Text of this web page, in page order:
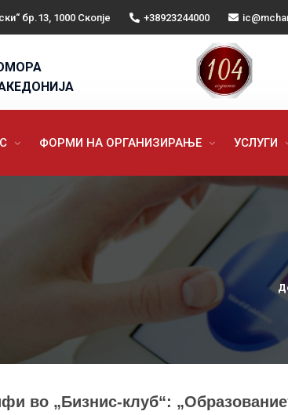
бр.13, 1000 Скопје +38923244000
ФОРМИ НА ОРГАНИЗИРАЊЕ УСЛУГИ
во „Бизнис-клуб“: